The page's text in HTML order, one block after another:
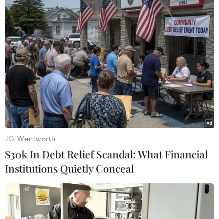
(TTXVN/Vietnam+)
#Lào Cai
#cửa khẩu Lào Cai
#xuất nhập khẩu hàng hóa
#nông sản
JG Wentworth
$30k In Debt Relief Scandal: What Financial
Institutions Quietly Conceal